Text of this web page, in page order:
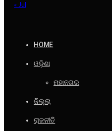
« Jul
HOME
ଓଡ଼ିଶା
ମହାନଗର
ଜିଲ୍ଲା
ରାଜନୀତି